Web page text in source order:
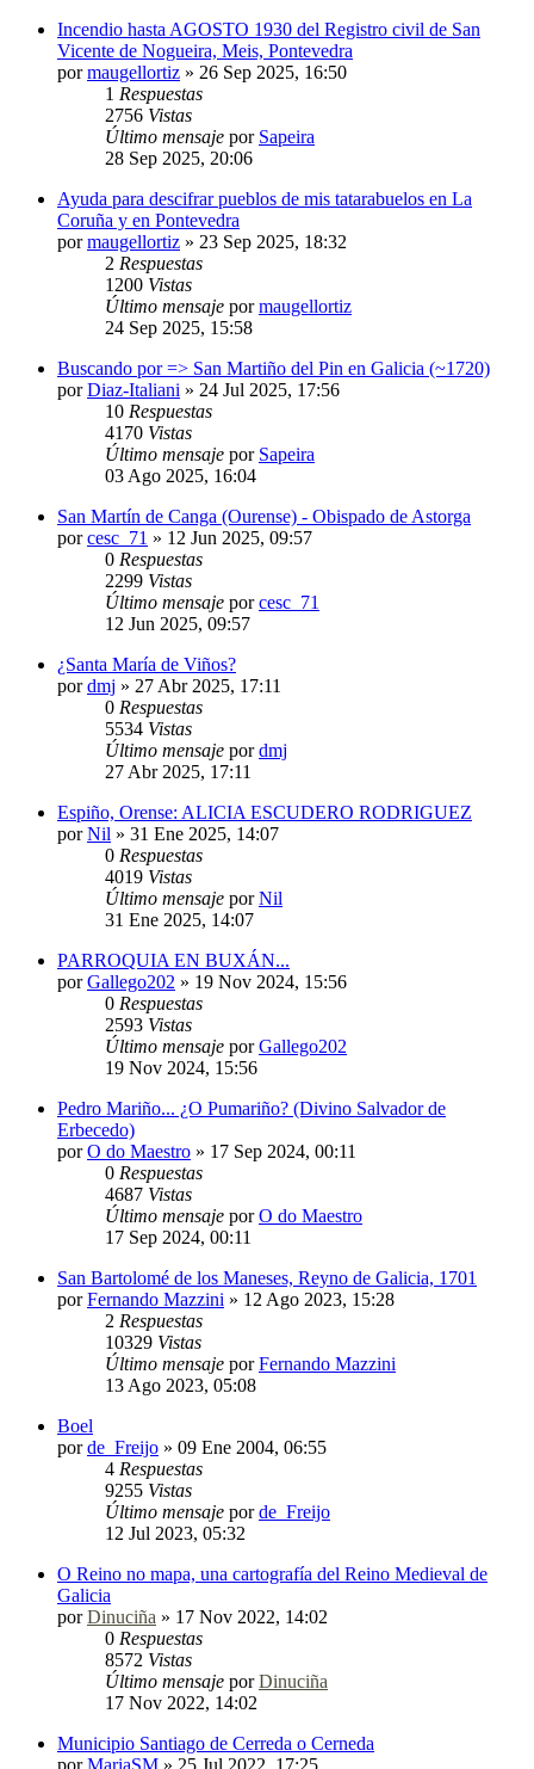
Incendio hasta AGOSTO 1930 del Registro civil de San
Vicente de Nogueira, Meis, Pontevedra
pormaugellortiz » 26 Sep 2025, 16:50
1 Respuestas
2756 Vistas
Último mensaje por Sapeira
28 Sep 2025, 20:06
Ayuda para descifrar pueblos de mis tatarabuelos en La
Coruña y en Pontevedra
pormaugellortiz » 23 Sep 2025, 18:32
2 Respuestas
1200 Vistas
Último mensaje pormaugellortiz
24 Sep 2025, 15:58
Buscando por => San Martiño del Pin en Galicia (~1720)
porDiaz-Italiani » 24 Jul 2025, 17:56
10 Respuestas
4170 Vistas
Último mensaje por Sapeira
03 Ago 2025, 16:04
San Martín de Canga (Ourense) - Obispado de Astorga
porcesc_71 » 12 Jun 2025, 09:57
0 Respuestas
2299 Vistas
Último mensaje porcesc_71
12 Jun 2025, 09:57
¿Santa María de Viños?
pordmj » 27 Abr 2025, 17:11
0 Respuestas
5534 Vistas
Último mensaje pordmj
27 Abr 2025, 17:11
Espiño, Orense: ALICIA ESCUDERO RODRIGUEZ
porNil » 31 Ene 2025, 14:07
0 Respuestas
4019 Vistas
Último mensaje porNil
31 Ene 2025, 14:07
PARROQUIA EN BUXÁN...
porGallego202 » 19 Nov 2024, 15:56
0 Respuestas
2593 Vistas
Último mensaje porGallego202
19 Nov 2024, 15:56
Pedro Mariño... ¿O Pumariño? (Divino Salvador de
Erbecedo)
porO do Maestro » 17 Sep 2024, 00:11
0 Respuestas
4687 Vistas
Último mensaje porO do Maestro
17 Sep 2024, 00:11
San Bartolomé de los Maneses, Reyno de Galicia, 1701
porFernando Mazzini » 12 Ago 2023, 15:28
2 Respuestas
10329 Vistas
Último mensaje porFernando Mazzini
13 Ago 2023, 05:08
Boel
porde_Freijo » 09 Ene 2004, 06:55
4 Respuestas
9255 Vistas
Último mensaje porde_Freijo
12 Jul 2023, 05:32
O Reino no mapa, una cartografía del Reino Medieval de
Galicia
porDinuciña » 17 Nov 2022, 14:02
0 Respuestas
8572 Vistas
Último mensaje porDinuciña
17 Nov 2022, 14:02
Municipio Santiago de Cerreda o Cerneda
porMariaSM » 25 Jul 2022, 17:25